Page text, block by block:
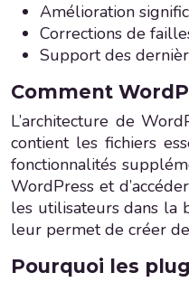
Amélioration
Corrections de
Support des
Comment
L’architecture de
contient les fichiers
fonctionnalités
WordPress et
les utilisateurs dans la
leur permet de créer
Pourquoi les